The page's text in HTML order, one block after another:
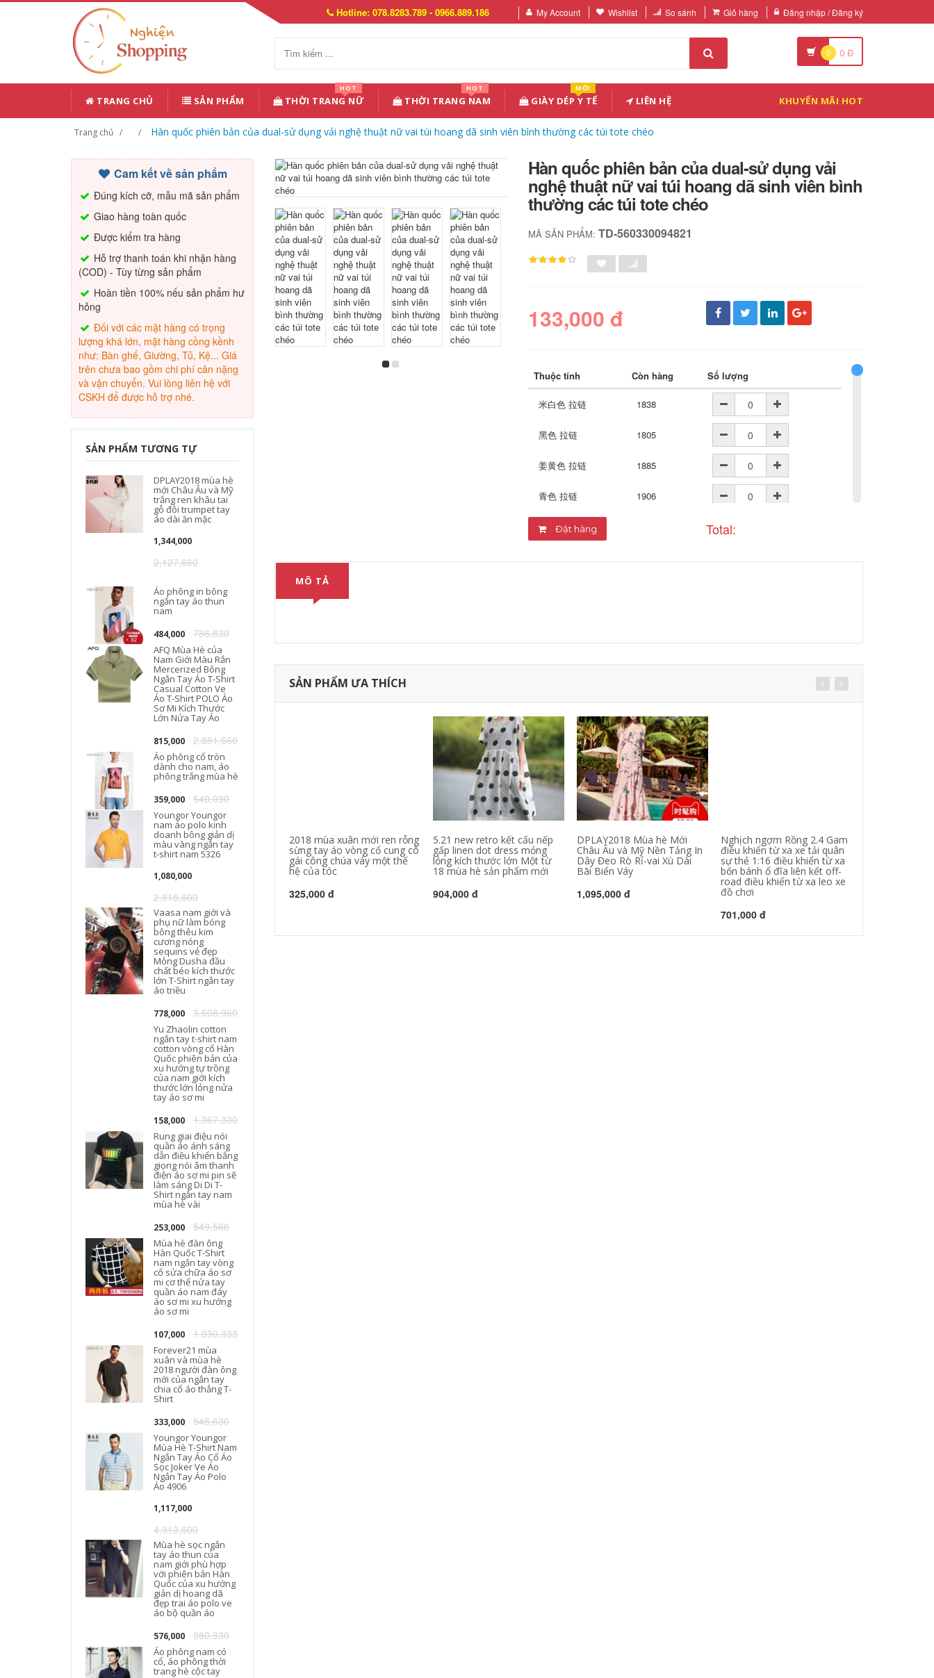
Hotline: 078.8283.789 - 0966.889.186 My Account Wishlist So sánh Giỏ hàng Đăng nhập / Đăng ký
0 0 Đ
TRANG CHỦ SẢN PHẨM THỜI TRANG NỮ
HOT
THỜI TRANG NAM
HOT
GIÀY DÉP Y TẾ
MỚI
LIÊN HỆ KHUYẾN MÃI HOT
Trang chủ Hàn quốc phiên bản của dual-sử dụng vải nghệ thuật nữ vai túi hoang dã sinh viên bình thường các túi tote chéo
Cam kết về sản phẩm
Đúng kích cỡ, mẫu mã sản phẩm
Giao hàng toàn quốc
Được kiểm tra hàng
Hỗ trợ thanh toán khi nhận hàng
(COD) - Tùy từng sản phẩm
Hoàn tiền 100% nếu sản phẩm hư
hỏng
Đối với các mặt hàng có trọng
lượng khá lớn, mặt hàng cồng kềnh
như: Bàn ghế, Giường, Tủ, Kệ... Giá
trên chưa bao gồm chi phí cân nặng
và vận chuyển. Vui lòng liên hệ với
CSKH để được hỗ trợ nhé.
SẢN PHẨM TƯƠNG TỰ
DPLAY2018 mùa hè
mới Châu Âu và Mỹ
trắng ren khâu tai
gỗ đôi trumpet tay
áo dài ăn mặc
1,344,000
2,127,660
Áo phông in bông
ngắn tay áo thun
nam
484,000 786,830
AFQ Mùa Hè của
Nam Giới Màu Rắn
Mercerized Bông
Ngắn Tay Áo T-Shirt
Casual Cotton Ve
Áo T-Shirt POLO Áo
Sơ Mi Kích Thước
Lớn Nửa Tay Áo
815,000 2,881,660
Áo phông cổ tròn
dành cho nam, áo
phông trắng mùa hè
359,000 640,030
Youngor Youngor
nam áo polo kinh
doanh bông giản dị
màu vàng ngắn tay
t-shirt nam 5326
1,080,000
2,815,600
Vaasa nam giới và
phụ nữ làm bóng
bông thêu kim
cương nóng
sequins vẻ đẹp
Mỏng Dusha đầu
chất béo kích thước
lớn T-Shirt ngắn tay
áo triều
778,000 3,608,960
Yu Zhaolin cotton
ngắn tay t-shirt nam
cotton vòng cổ Hàn
Quốc phiên bản của
xu hướng tự trồng
của nam giới kích
thước lớn lỏng nửa
tay áo sơ mi
158,000 1,367,330
Rung giai điệu nói
quần áo ánh sáng
dẫn điều khiển bằng
giọng nói âm thanh
điện áo sơ mi pin sẽ
làm sáng Di Di T-
Shirt ngắn tay nam
mùa hè vài
253,000 549,566
Mùa hè đàn ông
Hàn Quốc T-Shirt
nam ngắn tay vòng
cổ sửa chữa áo sơ
mi cơ thể nửa tay
quần áo nam đáy
áo sơ mi xu hướng
áo sơ mi
107,000 1,030,333
Forever21 mùa
xuân và mùa hè
2018 người đàn ông
mới của ngắn tay
chia cổ áo thẳng T-
Shirt
333,000 546,630
Youngor Youngor
Mùa Hè T-Shirt Nam
Ngắn Tay Áo Cổ Áo
Sọc Joker Ve Áo
Ngắn Tay Áo Polo
Áo 4906
1,117,000
4,313,600
Mùa hè sọc ngắn
tay áo thun của
nam giới phù hợp
với phiên bản Hàn
Quốc của xu hướng
giản dị hoang dã
đẹp trai áo polo ve
áo bộ quần áo
576,000 980,330
Áo phông nam có
cổ, áo phông thời
trang hè cộc tay
Hàn quốc phiên bản của dual-sử dụng vải
nghệ thuật nữ vai túi hoang dã sinh viên bình
thường các túi tote chéo
MÃ SẢN PHẨM:TD-560330094821
133,000 đ
Thuộc tính Còn hàng Số lượng
米白色 拉链 1838
黑色 拉链 1805
姜黄色 拉链 1885
青色 拉链 1906
粉红色 拉链
Đặt hàng Total:
MÔ TẢ
SẢN PHẨM ƯA THÍCH
2018 mùa xuân mới ren rỗng
sừng tay áo vòng cổ cung cô
gái công chúa váy một thế
hệ của tóc
325,000 đ
5.21 new retro kết cấu nếp
gấp linen dot dress mỏng
lỏng kích thước lớn Một từ
18 mùa hè sản phẩm mới
904,000 đ
DPLAY2018 Mùa hè Mới
Châu Âu và Mỹ Nền Tảng In
Dây Đeo Rò Rỉ-vai Xù Dài
Bãi Biển Váy
1,095,000 đ
Nghịch ngợm Rồng 2.4 Gam
điều khiển từ xa xe tải quân
sự thẻ 1:16 điều khiển từ xa
bốn bánh ổ đĩa liên kết off-
road điều khiển từ xa leo xe
đồ chơi
701,000 đ